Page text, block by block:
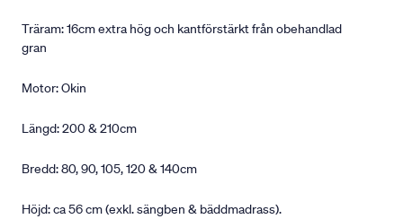
Träram: 16cm extra hög och kantförstärkt från obehandlad
gran
Motor: Okin
Längd: 200 & 210cm
Bredd: 80, 90, 105, 120 & 140cm
Höjd: ca 56 cm (exkl. sängben & bäddmadrass).